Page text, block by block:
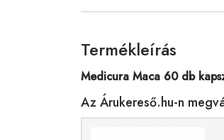
Termékleírás
Medicura Maca 60 db
Az Árukereső.hu-n